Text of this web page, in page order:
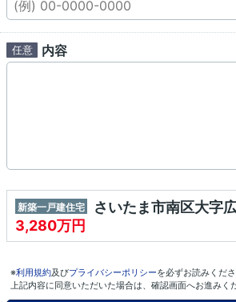
内容
新築一戸建住宅
さいたま市南区大字広ケ谷戸
3,280万円
※利用規約及びプライバシーポリシーを必ずお読みくださ
上記内容に同意いただいた場合は、確認画面へお進みく